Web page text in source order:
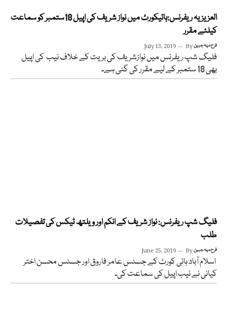
العزیزیہ ریفرنس:ہائیکورٹ میں نواز شریف کی اپیل 18ستمبر کو سماعت
کیلئے مقرر
July 13, 2019 Byفرح مہہ جبین
فلیگ شپ ریفرنس میں نوازشریف کی بریت کے خلاف نیب کی اپیل
بھی 18 ستمبر کے لیے مقرر کی گئی ہے۔
فلیگ شپ ریفرنس: نواز شریف کے انکم اور ویلتھ ٹیکس کی تفصیلات
طلب
June 25, 2019 Byفرح مہہ جبین
اسلام آباد ہائی کورٹ کے جسٹس عامر فاروق اور جسٹس محسن اختر
کیانی نے نیب اپیل کی سماعت کی۔